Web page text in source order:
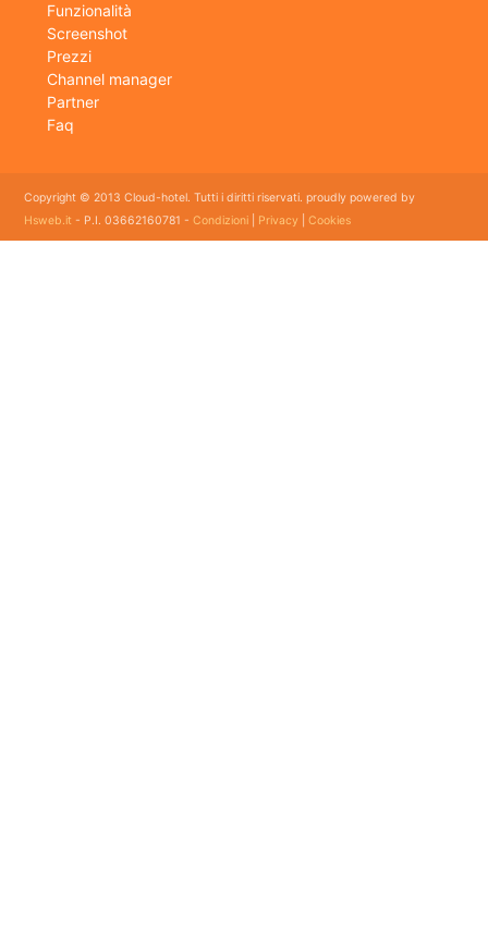
Funzionalità
Screenshot
Prezzi
Channel manager
Partner
Faq
Copyright © 2013 Cloud-hotel. Tutti i diritti riservati. proudly powered by
Hsweb.it - P.I. 03662160781 -Condizioni Privacy |Cookies